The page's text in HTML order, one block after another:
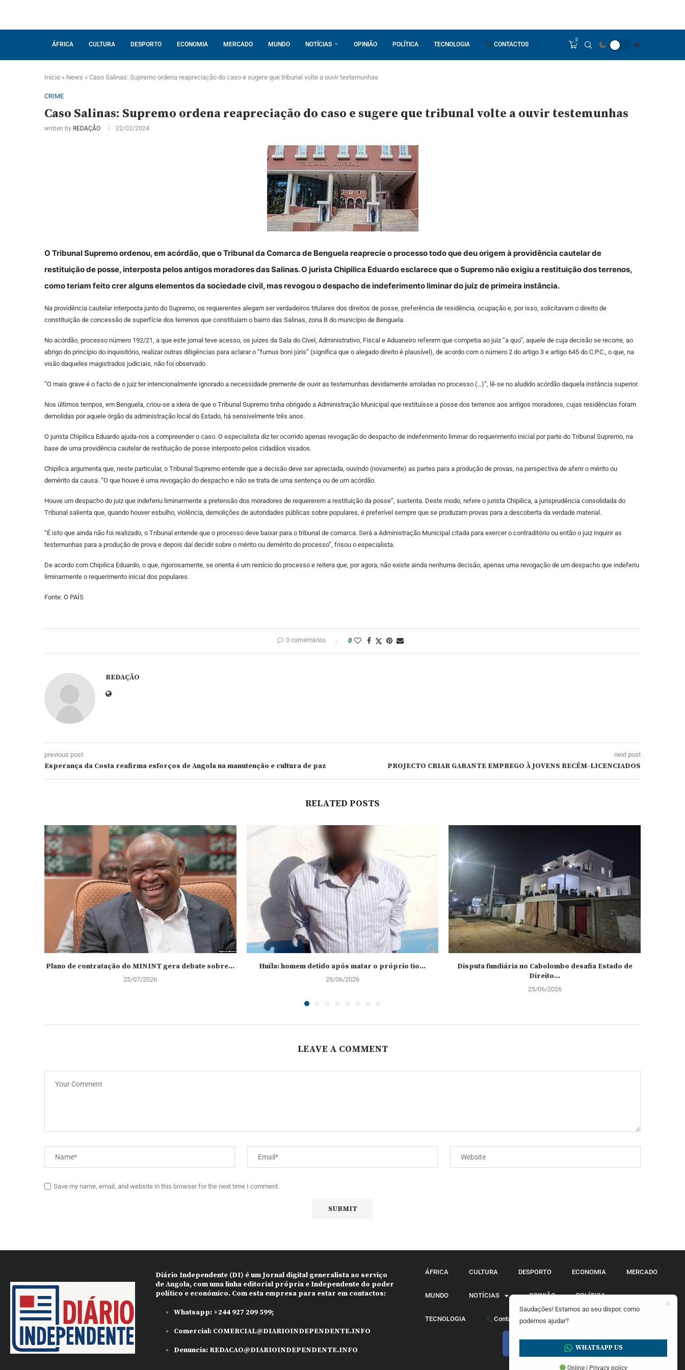
ÁFRICA CULTURA DESPORTO ECONOMIA MERCADO MUNDO NOTÍCIAS OPINIÃO POLÍTICA TECNOLOGIA CONTACTOS
0
Início » News » Caso Salinas: Supremo ordena reapreciação do caso e sugere que tribunal volte a ouvir testemunhas
CRIME
Caso Salinas: Supremo ordena reapreciação do caso e sugere que tribunal volte a ouvir testemunhas
written by REDAÇÃO 22/02/2024
O Tribunal Supremo ordenou, em acórdão, que o Tribunal da Comarca de Benguela reaprecie o processo todo que deu origem à providência cautelar de
restituição de posse, interposta pelos antigos moradores das Salinas. O jurista Chipilica Eduardo esclarece que o Supremo não exigiu a restituição dos terrenos,
como teriam feito crer alguns elementos da sociedade civil, mas revogou o despacho de indeferimento liminar do juiz de primeira instância.
Na providência cautelar interposta junto do Supremo, os requerentes alegam ser verdadeiros titulares dos direitos de posse, preferência de residência, ocupação e, por isso, solicitavam o direito de
constituição de concessão de superfície dos terrenos que constituíam o bairro das Salinas, zona B do município de Benguela.
No acórdão, processo número 192/21, a que este jornal teve acesso, os juízes da Sala do Cível, Administrativo, Fiscal e Aduaneiro referem que competia ao juiz “a quo”, aquele de cuja decisão se recorre, ao
abrigo do princípio do inquisitório, realizar outras diligências para aclarar o “fumus boni júris” (significa que o alegado direito é plausível), de acordo com o número 2 do artigo 3 e artigo 645 do C.P.C., o que, na
visão daqueles magistrados judiciais, não foi observado.
“O mais grave é o facto de o juiz ter intencionalmente ignorado a necessidade premente de ouvir as testemunhas devidamente arroladas no processo (…)”, lê-se no aludido acórdão daquela instância superior.
Nos últimos tempos, em Benguela, criou-se a ideia de que o Tribunal Supremo tinha obrigado a Administração Municipal que restituísse a posse dos terrenos aos antigos moradores, cujas residências foram
demolidas por aquele órgão da administração local do Estado, há sensivelmente três anos.
O jurista Chipilica Eduardo ajuda-nos a compreender o caso. O especialista diz ter ocorrido apenas revogação do despacho de indeferimento liminar do requerimento inicial por parte do Tribunal Supremo, na
base de uma providência cautelar de restituição de posse interposto pelos cidadãos visados.
Chipilica argumenta que, neste particular, o Tribunal Supremo entende que a decisão deve ser apreciada, ouvindo (novamente) as partes para a produção de provas, na perspectiva de aferir o mérito ou
demérito da causa. “O que houve é uma revogação do despacho e não se trata de uma sentença ou de um acórdão.
Houve um despacho do juiz que indeferiu liminarmente a pretensão dos moradores de requererem a restituição da posse”, sustenta. Deste modo, refere o jurista Chipilica, a jurisprudência consolidada do
Tribunal salienta que, quando houver esbulho, violência, demolições de autoridades públicas sobre populares, é preferível sempre que se produzam provas para a descoberta da verdade material.
“É isto que ainda não foi realizado, o Tribunal entende que o processo deve baixar para o tribunal de comarca. Será a Administração Municipal citada para exercer o contraditório ou então o juiz inquirir as
testemunhas para a produção de prova e depois daí decidir sobre o mérito ou demérito do processo”, frisou o especialista.
De acordo com Chipilica Eduardo, o que, rigorosamente, se orienta é um reinício do processo e reitera que, por agora, não existe ainda nenhuma decisão, apenas uma revogação de um despacho que indeferiu
liminarmente o requerimento inicial dos populares.
Fonte: O PAÍS
0 comentários 0
REDAÇÃO
previous post
Esperança da Costa reafirma esforços de Angola na manutenção e cultura de paz
next post
PROJECTO CRIAR GARANTE EMPREGO À JOVENS RECÉM-LICENCIADOS
RELATED POSTS
Plano de contratação do MININT gera debate sobre...
25/07/2026
Huíla: homem detido após matar o próprio tio...
25/06/2026
Disputa fundiária no Cabolombo desafia Estado de
Direito...
25/06/2026
LEAVE A COMMENT
Save my name, email, and website in this browser for the next time I comment.
Diário Independente (DI) é um Jornal digital generalista ao serviço
de Angola, com uma linha editorial própria e Independente do poder
político e económico. Com esta empresa para estar em contactos:
Whatsapp:+244 927 209 599;
Comercial: COMERCIAL@DIARIOINDEPENDENTE.INFO
Denuncia: REDACAO@DIARIOINDEPENDENTE.INFO
ÁFRICA CULTURA DESPORTO ECONOMIA MERCADO
MUNDO NOTÍCIAS OPINIÃO POLÍTICA
TECNOLOGIA Contactos
Saudações! Estamos ao seu dispor, como
podemos ajudar?
WHATSAPP US
Online | Privacy policy